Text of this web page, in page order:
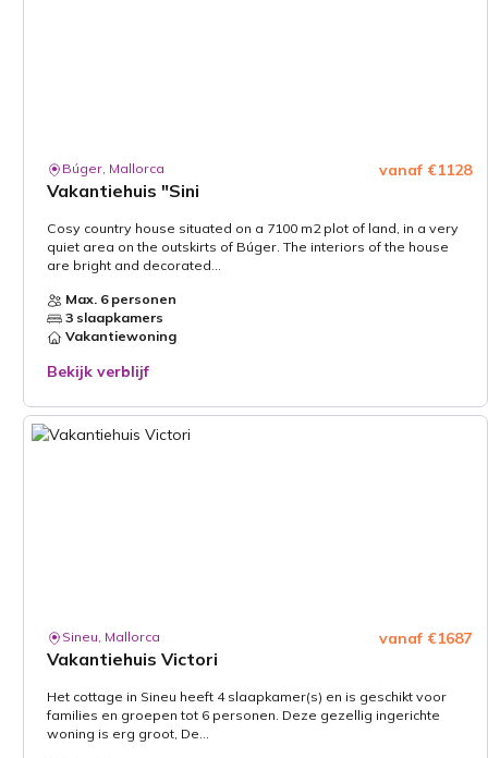
Búger, Mallorca
Vakantiehuis "Sini
vanaf €1128
Cosy country house situated on a 7100 m2 plot of land, in a very
quiet area on the outskirts of Búger. The interiors of the house
are bright and decorated...
Max. 6 personen
3 slaapkamers
Vakantiewoning
Bekijk verblijf
Sineu, Mallorca
Vakantiehuis Victori
vanaf €1687
Het cottage in Sineu heeft 4 slaapkamer(s) en is geschikt voor
families en groepen tot 6 personen. Deze gezellig ingerichte
woning is erg groot, De...